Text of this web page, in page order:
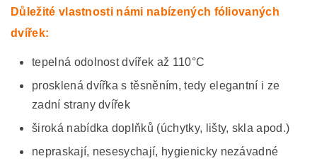
Důležité vlastnosti námi nabízených fóliovaných
dvířek:
tepelná odolnost dvířek až 110°C
prosklená dvířka s těsněním, tedy elegantní i ze
zadní strany dvířek
široká nabídka doplňků (úchytky, lišty, skla apod.)
nepraskají, nesesychají, hygienicky nezávadné